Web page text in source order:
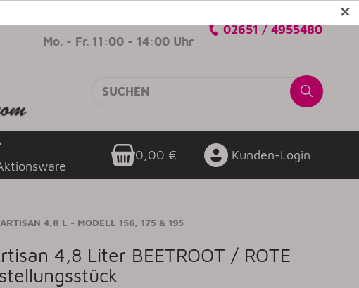
✕
Mo. - Fr. 11:00 - 14:00 Uhr
02651 / 4955480
0,00 € Kunden-Login
4,8 L - MODELL 156, 175 & 195
4,8 Liter BEETROOT / ROTE